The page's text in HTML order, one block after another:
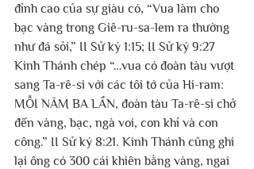
đỉnh cao của sự giàu có, “Vua làm cho
bạc vàng trong Giê-ru-sa-lem ra thường
như đá sỏi,” II Sử ký 1:15; II Sử ký 9:27
Kinh Thánh chép “…vua có đoàn tàu vượt
sang Ta-rê-si với các tôi tớ của Hi-ram:
MỖI NĂM BA LẦN, đoàn tàu Ta-rê-si chở
đến vàng, bạc, ngà voi, con khỉ và con
công.” II Sử ký 8:21. Kinh Thánh cũng ghi
lại ông có 300 cái khiên bằng vàng, ngai